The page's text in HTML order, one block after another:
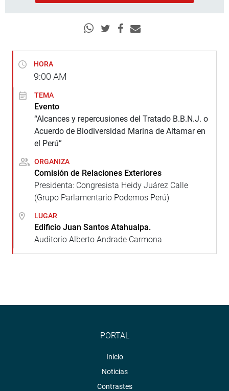
HORA
9:00 AM
TEMA
Evento
“Alcances y repercusiones del Tratado B.B.N.J. o
Acuerdo de Biodiversidad Marina de Altamar en
el Perú”
ORGANIZA
Comisión de Relaciones Exteriores
Presidenta: Congresista Heidy Juárez Calle
(Grupo Parlamentario Podemos Perú)
LUGAR
Edificio Juan Santos Atahualpa.
Auditorio Alberto Andrade Carmona
PORTAL
Inicio
Noticias
Contrastes